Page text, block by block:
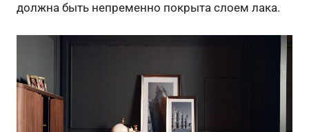
должна быть непременно покрыта слоем лака.